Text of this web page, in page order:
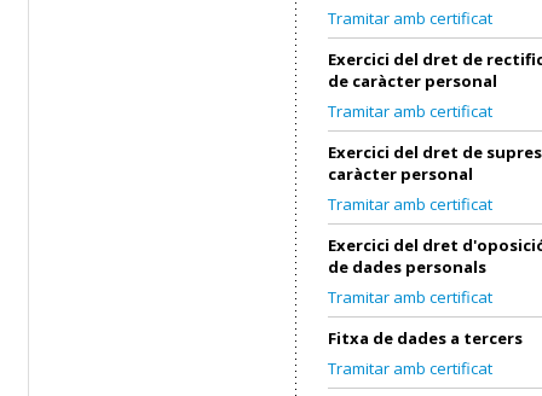
Tramitar amb certificat
Exercici del dret de
de caràcter personal
Tramitar amb certificat
Exercici del dret de
caràcter personal
Tramitar amb certificat
Exercici del dret
de dades personals
Tramitar amb certificat
Fitxa de dades a tercers
Tramitar amb certificat